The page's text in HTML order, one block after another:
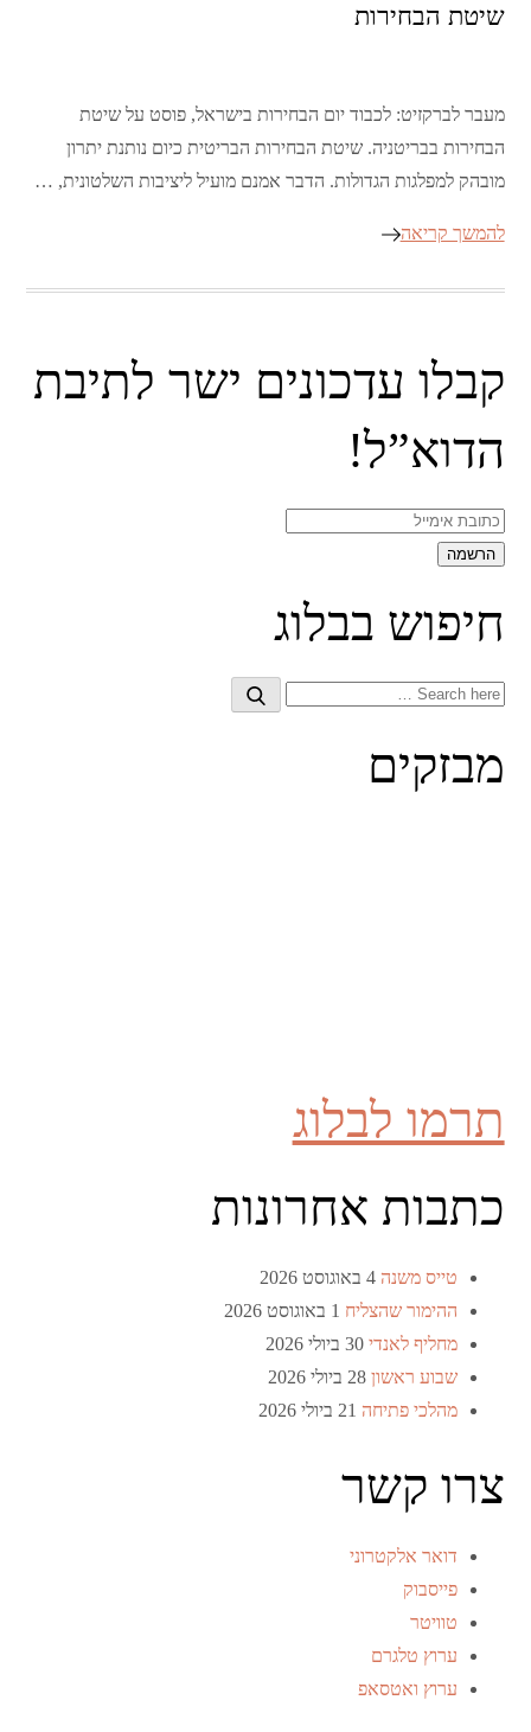
שיטת הבחירות
מעבר לברקזיט: לכבוד יום הבחירות בישראל, פוסט על שיטת
הבחירות בבריטניה. שיטת הבחירות הבריטית כיום נותנת יתרון
מובהק למפלגות הגדולות. הדבר אמנם מועיל ליציבות השלטונית, …
להמשך קריאה
קבלו עדכונים ישר לתיבת
הדוא”ל!
חיפוש בבלוג
Search
Search
מבזקים
תרמו לבלוג
כתבות אחרונות
טייס משנה 4 באוגוסט 2026
ההימור שהצליח 1 באוגוסט 2026
מחליף לאנדי 30 ביולי 2026
שבוע ראשון 28 ביולי 2026
מהלכי פתיחה 21 ביולי 2026
צרו קשר
דואר אלקטרוני
פייסבוק
טוויטר
ערוץ טלגרם
ערוץ ואטסאפ